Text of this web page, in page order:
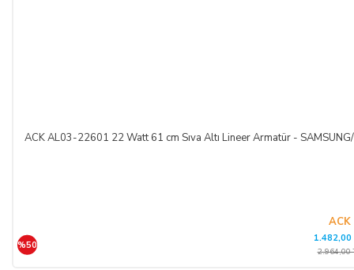
ACK AL03-22601 22 Watt 61 cm Sıva Altı Lineer Armatür -
ACK
%50
1.482,00
2.964,00